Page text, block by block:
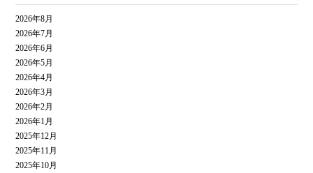
2026年8月
2026年7月
2026年6月
2026年5月
2026年4月
2026年3月
2026年2月
2026年1月
2025年12月
2025年11月
2025年10月